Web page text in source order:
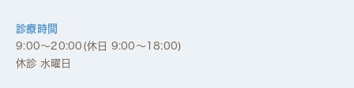
診療時間
9:00～20:00(休日 9:00～18:00)
休診 水曜日